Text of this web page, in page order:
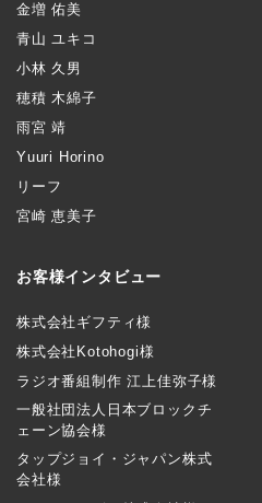
金増 佑美
青山 ユキコ
小林 久男
穂積 木綿子
雨宮 靖
Yuuri Horino
リーフ
宮崎 恵美子
お客様インタビュー
株式会社ギフティ様
株式会社Kotohogi様
ラジオ番組制作 江上佳弥子様
一般社団法人日本ブロックチ
ェーン協会様
タップジョイ・ジャパン株式
会社様